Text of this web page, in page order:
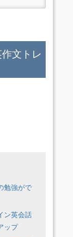
文トレ
勉強がで
ン英会話
ップ